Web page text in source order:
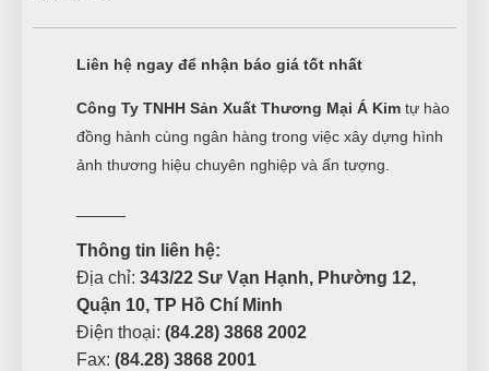
Liên hệ ngay để nhận báo giá tốt nhất
Công Ty TNHH Sản Xuất Thương Mại Á Kim tự hào
đồng hành cùng ngân hàng trong việc xây dựng hình
ảnh thương hiệu chuyên nghiệp và ấn tượng.
Thông tin liên hệ:
Địa chỉ: 343/22 Sư Vạn Hạnh, Phường 12,
Quận 10, TP Hồ Chí Minh
Điện thoại: (84.28) 3868 2002
Fax: (84.28) 3868 2001